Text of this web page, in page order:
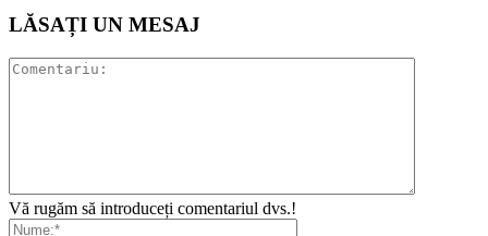
LĂSAȚI UN MESAJ
Vă rugăm să introduceți comentariul dvs.!